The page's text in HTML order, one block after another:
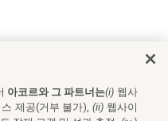
아코르와 그 파트너는(i) 웹사
제공(거부 불가), (ii)웹사이